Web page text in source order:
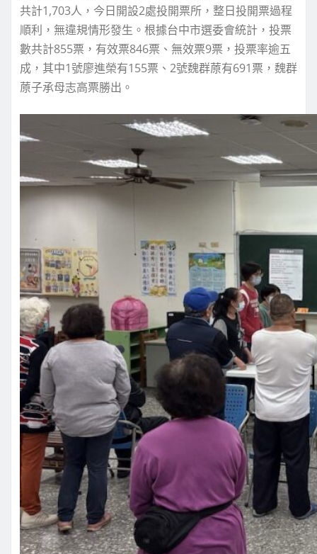
共計1,703人，今日開設2處投開票所，整日投開票過程
順利，無違規情形發生。根據台中市選委會統計，投票
數共計855票，有效票846票、無效票9票，投票率逾五
成，其中1號廖進榮有155票、2號魏群蒝有691票，魏群
蒝子承母志高票勝出。